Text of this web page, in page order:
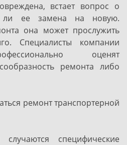
встает вопрос о
ли ее замена на новую.
она может прослужить
Специалисты компании
оценят
ремонта либо
ремонт транспортерной
специфические